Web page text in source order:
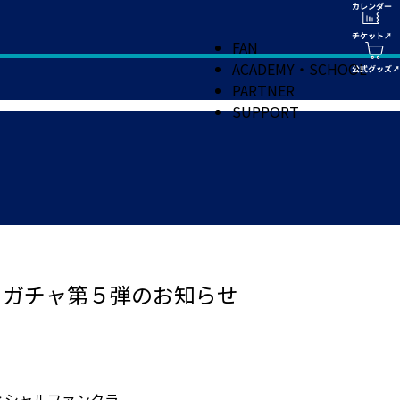
FAN
ACADEMY・SCHOOL
PARTNER
SUPPORT
チャ第５弾のお知らせ